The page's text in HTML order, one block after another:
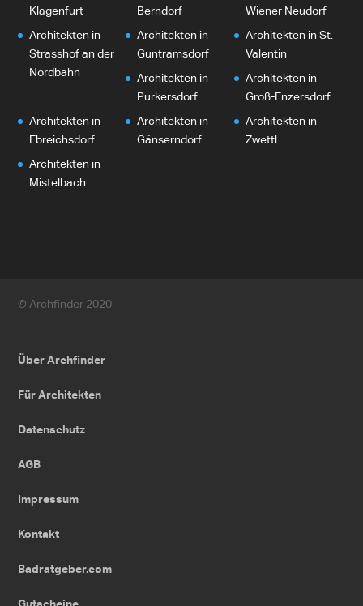
Klagenfurt
Berndorf
Wiener Neudorf
Architekten in
Strasshof an der
Nordbahn
Architekten in
Guntramsdorf
Architekten in St.
Valentin
Architekten in
Purkersdorf
Architekten in
Groß-Enzersdorf
Architekten in
Ebreichsdorf
Architekten in
Gänserndorf
Architekten in
Zwettl
Architekten in
Mistelbach
© Archfinder 2020
Über Archfinder
Für Architekten
Datenschutz
AGB
Impressum
Kontakt
Badratgeber.com